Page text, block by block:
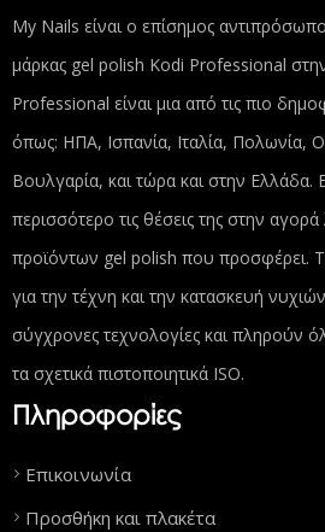
My Nails είναι ο επίσημος
μάρκας gel polish Kodi Professional
Professional είναι μια από τις πιο
όπως: ΗΠΑ, Ισπανία, Ιταλία, Πολωνία,
Βουλγαρία, και τώρα και στην Ελλάδα.
περισσότερο τις θέσεις της στην
προϊόντων gel polish που προσφέρει.
για την τέχνη και την κατασκευή
σύγχρονες τεχνολογίες και πληρούν
τα σχετικά πιστοποιητικά ISO.
Πληροφορίες
Επικοινωνία
Προσθήκη και πλακέτα